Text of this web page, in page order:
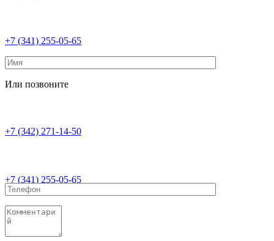
+7 (341) 255-05-65
Или позвоните
+7 (342) 271-14-50
+7 (341) 255-05-65